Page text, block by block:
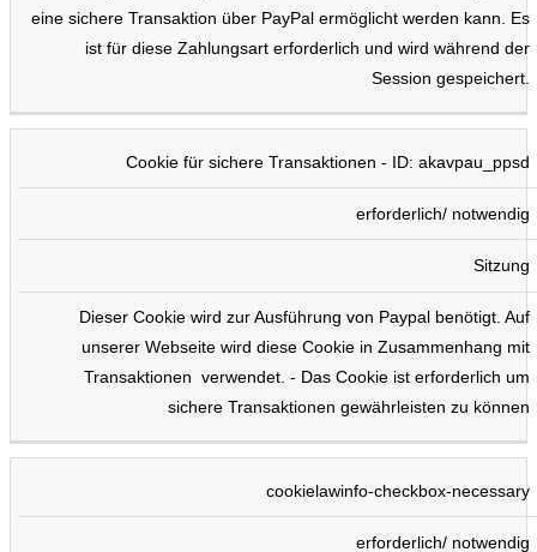
eine sichere Transaktion über PayPal ermöglicht werden kann. Es
ist für diese Zahlungsart erforderlich und wird während der
Session gespeichert.
Cookie für sichere Transaktionen - ID: akavpau_ppsd
erforderlich/ notwendig
Sitzung
Dieser Cookie wird zur Ausführung von Paypal benötigt. Auf
unserer Webseite wird diese Cookie in Zusammenhang mit
Transaktionen verwendet. - Das Cookie ist erforderlich um
sichere Transaktionen gewährleisten zu können
cookielawinfo-checkbox-necessary
erforderlich/ notwendig